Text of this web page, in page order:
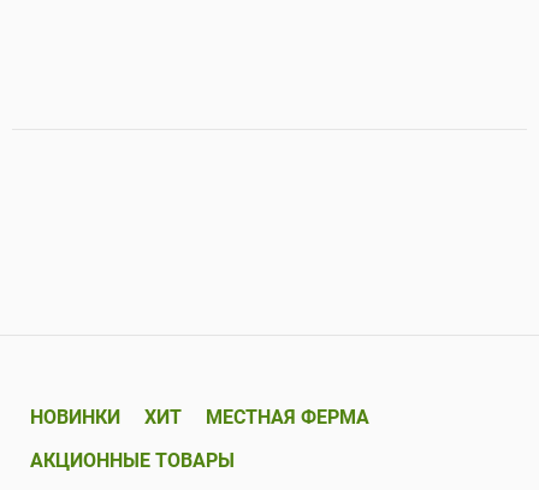
НОВИНКИ ХИТ
МЕСТНАЯ ФЕРМА
АКЦИОННЫЕ ТОВАРЫ